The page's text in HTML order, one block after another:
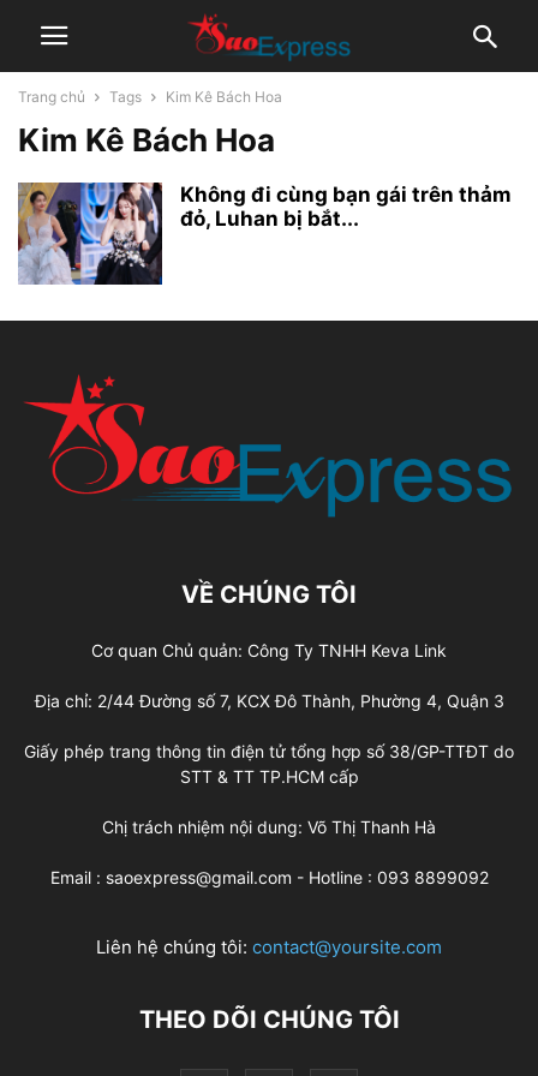
Trang chủ Tags Kim Kê Bách Hoa
Kim Kê Bách Hoa
Không đi cùng bạn gái trên thảm
đỏ, Luhan bị bắt...
VỀ CHÚNG TÔI
Cơ quan Chủ quản: Công Ty TNHH Keva Link
Địa chỉ: 2/44 Đường số 7, KCX Đô Thành, Phường 4, Quận 3
Giấy phép trang thông tin điện tử tổng hợp số 38/GP-TTĐT do
STT & TT TP.HCM cấp
Chị trách nhiệm nội dung: Võ Thị Thanh Hà
Email : saoexpress@gmail.com - Hotline : 093 8899092
Liên hệ chúng tôi: contact@yoursite.com
THEO DÕI CHÚNG TÔI